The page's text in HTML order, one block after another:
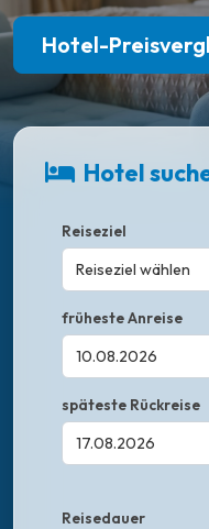
Hotel-
Hotel
Reiseziel
Reiseziel wählen
früheste Anreise
späteste Rückreise
Reisedauer